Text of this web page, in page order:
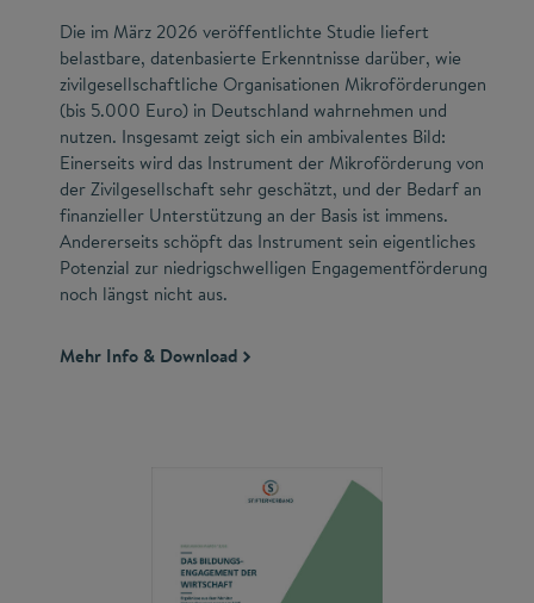
Die im März 2026 veröffentlichte Studie liefert
belastbare, datenbasierte Erkenntnisse darüber, wie
zivilgesellschaftliche Organisationen Mikroförderungen
(bis 5.000 Euro) in Deutschland wahrnehmen und
nutzen. Insgesamt zeigt sich ein ambivalentes Bild:
Einerseits wird das Instrument der Mikroförderung von
der Zivilgesellschaft sehr geschätzt, und der Bedarf an
finanzieller Unterstützung an der Basis ist immens.
Andererseits schöpft das Instrument sein eigentliches
Potenzial zur niedrigschwelligen Engagementförderung
noch längst nicht aus.
Mehr Info & Download